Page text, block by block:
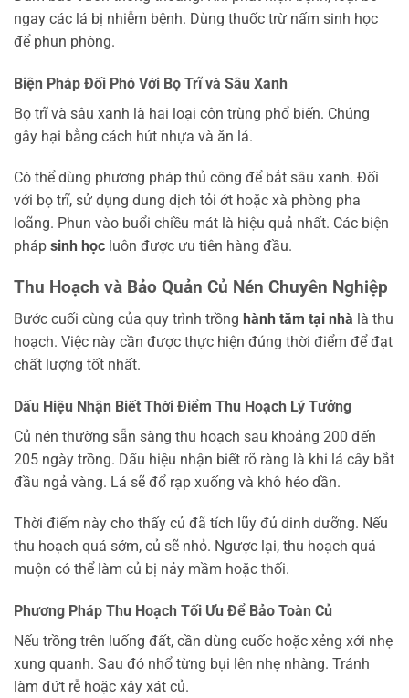
ngay các lá bị nhiễm bệnh. Dùng thuốc trừ nấm sinh học
để phun phòng.
Biện Pháp Đối Phó Với Bọ Trĩ và Sâu Xanh
Bọ trĩ và sâu xanh là hai loại côn trùng phổ biến. Chúng
gây hại bằng cách hút nhựa và ăn lá.
Có thể dùng phương pháp thủ công để bắt sâu xanh. Đối
với bọ trĩ, sử dụng dung dịch tỏi ớt hoặc xà phòng pha
loãng. Phun vào buổi chiều mát là hiệu quả nhất. Các biện
pháp sinh học luôn được ưu tiên hàng đầu.
Thu Hoạch và Bảo Quản Củ Nén Chuyên Nghiệp
Bước cuối cùng của quy trình trồng hành tăm tại nhà là thu
hoạch. Việc này cần được thực hiện đúng thời điểm để đạt
chất lượng tốt nhất.
Dấu Hiệu Nhận Biết Thời Điểm Thu Hoạch Lý Tưởng
Củ nén thường sẵn sàng thu hoạch sau khoảng 200 đến
205 ngày trồng. Dấu hiệu nhận biết rõ ràng là khi lá cây bắt
đầu ngả vàng. Lá sẽ đổ rạp xuống và khô héo dần.
Thời điểm này cho thấy củ đã tích lũy đủ dinh dưỡng. Nếu
thu hoạch quá sớm, củ sẽ nhỏ. Ngược lại, thu hoạch quá
muộn có thể làm củ bị nảy mầm hoặc thối.
Phương Pháp Thu Hoạch Tối Ưu Để Bảo Toàn Củ
Nếu trồng trên luống đất, cần dùng cuốc hoặc xẻng xới nhẹ
xung quanh. Sau đó nhổ từng bụi lên nhẹ nhàng. Tránh
làm đứt rễ hoặc xây xát củ.